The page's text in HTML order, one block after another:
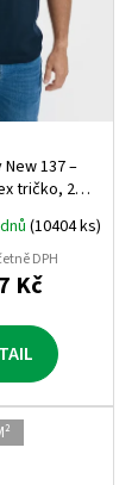
137 –
tričko, 200
Malfini
(10404 ks)
DPH
Kč